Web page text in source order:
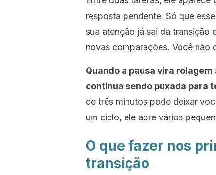
resposta pendente. Só que
sua atenção já sai da transição
novas comparações. Você não
Quando a pausa vira
continua sendo puxada para
de três minutos pode deixar
um ciclo, ele abre vários
O que fazer nos
transição